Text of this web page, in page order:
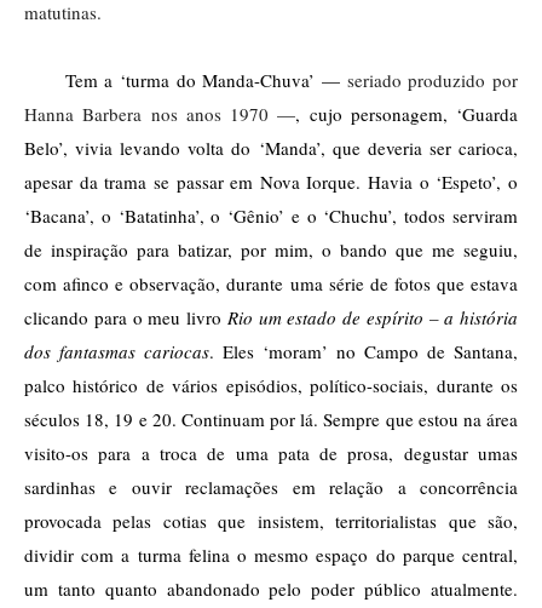
matutinas.
Tem a ‘turma do Manda-Chuva’ — seriado produzido por
Hanna Barbera nos anos 1970 —, cujo personagem, ‘Guarda
Belo’, vivia levando volta do ‘Manda’, que deveria ser carioca,
apesar da trama se passar em Nova Iorque. Havia o ‘Espeto’, o
‘Bacana’, o ‘Batatinha’, o ‘Gênio’ e o ‘Chuchu’, todos serviram
de inspiração para batizar, por mim, o bando que me seguiu,
com afinco e observação, durante uma série de fotos que estava
clicando para o meu livro Rio um estado de espírito – a história
dos fantasmas cariocas. Eles ‘moram’ no Campo de Santana,
palco histórico de vários episódios, político-sociais, durante os
séculos 18, 19 e 20. Continuam por lá. Sempre que estou na área
visito-os para a troca de uma pata de prosa, degustar umas
sardinhas e ouvir reclamações em relação a concorrência
provocada pelas cotias que insistem, territorialistas que são,
dividir com a turma felina o mesmo espaço do parque central,
um tanto quanto abandonado pelo poder público atualmente.